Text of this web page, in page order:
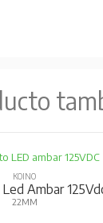
KOINO
Ambar
22MM